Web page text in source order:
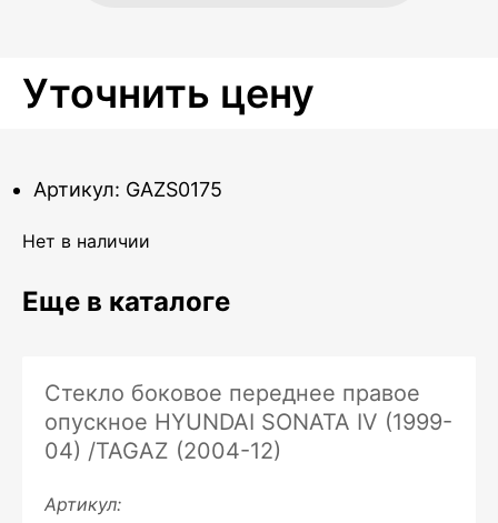
Уточнить цену
Артикул: GAZS0175
Нет в наличии
Еще в каталоге
Стекло боковое переднее правое
опускное HYUNDAI SONATA IV (1999-
04) /TAGAZ (2004-12)
Артикул: